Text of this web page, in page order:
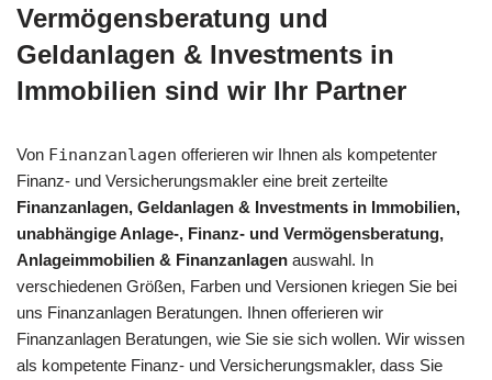
Vermögensberatung und
Geldanlagen & Investments in
Immobilien sind wir Ihr Partner
Von Finanzanlagen offerieren wir Ihnen als kompetenter
Finanz- und Versicherungsmakler eine breit zerteilte
Finanzanlagen, Geldanlagen & Investments in Immobilien,
unabhängige Anlage-, Finanz- und Vermögensberatung,
Anlageimmobilien & Finanzanlagen auswahl. In
verschiedenen Größen, Farben und Versionen kriegen Sie bei
uns Finanzanlagen Beratungen. Ihnen offerieren wir
Finanzanlagen Beratungen, wie Sie sie sich wollen. Wir wissen
als kompetente Finanz- und Versicherungsmakler, dass Sie